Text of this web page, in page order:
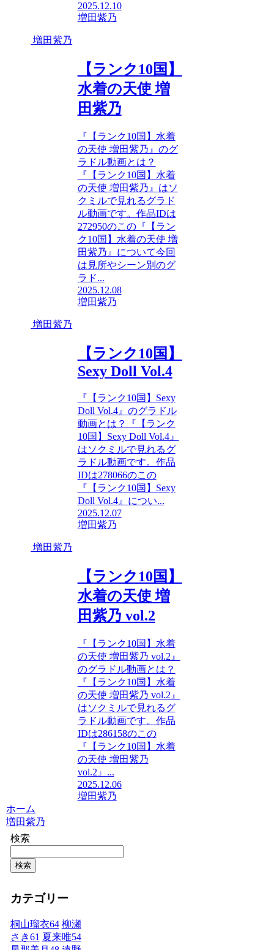
2025.12.10
増田紫乃
増田紫乃
【ランク10国】
水着の天使 増
田紫乃
『【ランク10国】水着
の天使 増田紫乃』のグ
ラドル動画とは？
『【ランク10国】水着
の天使 増田紫乃』はソ
クミルで見れるグラド
ル動画です。作品IDは
272950のこの『【ラン
ク10国】水着の天使 増
田紫乃』について今回
は見所やシーン別のグ
ラド...
2025.12.08
増田紫乃
増田紫乃
【ランク10国】
Sexy Doll Vol.4
『【ランク10国】Sexy
Doll Vol.4』のグラドル
動画とは？『【ランク
10国】Sexy Doll Vol.4』
はソクミルで見れるグ
ラドル動画です。作品
IDは278066のこの
『【ランク10国】Sexy
Doll Vol.4』につい...
2025.12.07
増田紫乃
増田紫乃
【ランク10国】
水着の天使 増
田紫乃 vol.2
『【ランク10国】水着
の天使 増田紫乃 vol.2』
のグラドル動画とは？
『【ランク10国】水着
の天使 増田紫乃 vol.2』
はソクミルで見れるグ
ラドル動画です。作品
IDは286158のこの
『【ランク10国】水着
の天使 増田紫乃
vol.2』...
2025.12.06
増田紫乃
ホーム
増田紫乃
検索
検索
カテゴリー
桐山瑠衣64 柳瀬
さき61 夏来唯54